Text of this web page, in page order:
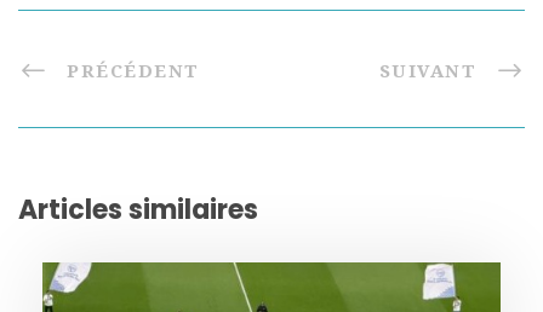
PRÉCÉDENT SUIVANT
Articles similaires